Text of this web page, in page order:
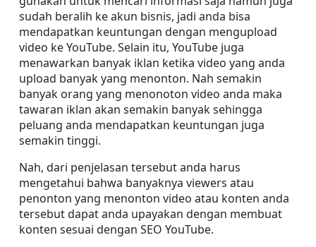
sudah beralih ke akun bisnis, jadi anda bisa
mendapatkan keuntungan dengan mengupload
video ke YouTube. Selain itu, YouTube juga
menawarkan banyak iklan ketika video yang anda
upload banyak yang menonton. Nah semakin
banyak orang yang menonoton video anda maka
tawaran iklan akan semakin banyak sehingga
peluang anda mendapatkan keuntungan juga
semakin tinggi.
Nah, dari penjelasan tersebut anda harus
mengetahui bahwa banyaknya viewers atau
penonton yang menonton video atau konten anda
tersebut dapat anda upayakan dengan membuat
konten sesuai dengan SEO YouTube.